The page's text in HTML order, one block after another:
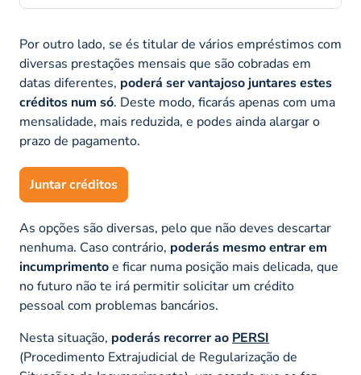
Por outro lado, se és titular de vários empréstimos com
diversas prestações mensais que são cobradas em
datas diferentes, poderá ser vantajoso juntares estes
créditos num só. Deste modo, ficarás apenas com uma
mensalidade, mais reduzida, e podes ainda alargar o
prazo de pagamento.
Juntar créditos
As opções são diversas, pelo que não deves descartar
nenhuma. Caso contrário, poderás mesmo entrar em
incumprimentoe ficar numa posição mais delicada, que
no futuro não te irá permitir solicitar um crédito
pessoal com problemas bancários.
Nesta situação, poderás recorrer ao PERSI
(Procedimento Extrajudicial de Regularização de